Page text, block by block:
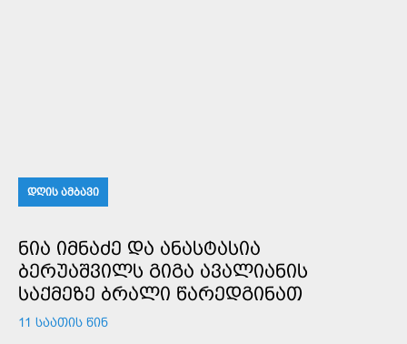
ᲓᲦᲘᲡ ᲐᲛᲑᲐᲕᲘ
ᲜᲘᲐ ᲘᲛᲜᲐᲫᲔ ᲓᲐ ᲐᲜᲐᲡᲢᲐᲡᲘᲐ
ᲑᲔᲠᲣᲐᲨᲕᲘᲚᲡ ᲒᲘᲒᲐ ᲐᲕᲐᲚᲘᲐᲜᲘᲡ
ᲡᲐᲥᲛᲔᲖᲔ ᲑᲠᲐᲚᲘ ᲬᲐᲠᲔᲓᲒᲘᲜᲐᲗ
11 ᲡᲐᲐᲗᲘᲡ ᲬᲘᲜ